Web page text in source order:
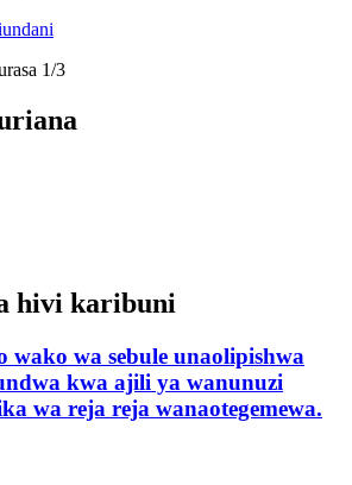
undani
1/3
hivi karibuni
wa sebule unaolipishwa
kwa ajili ya wanunuzi
wa reja reja wanaotegemewa.